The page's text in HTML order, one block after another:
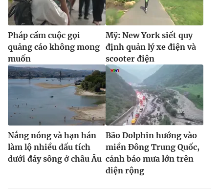
Pháp cấm cuộc gọi
quảng cáo không mong
muốn
Mỹ: New York siết quy
định quản lý xe điện và
scooter điện
Nắng nóng và hạn hán
làm lộ nhiều dấu tích
dưới đáy sông ở châu Âu
Bão Dolphin hướng vào
miền Đông Trung Quốc,
cảnh báo mưa lớn trên
diện rộng